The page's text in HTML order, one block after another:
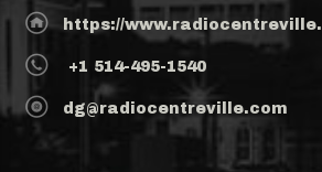
https://
+1 514-495-1540
dg@radiocentreville.com